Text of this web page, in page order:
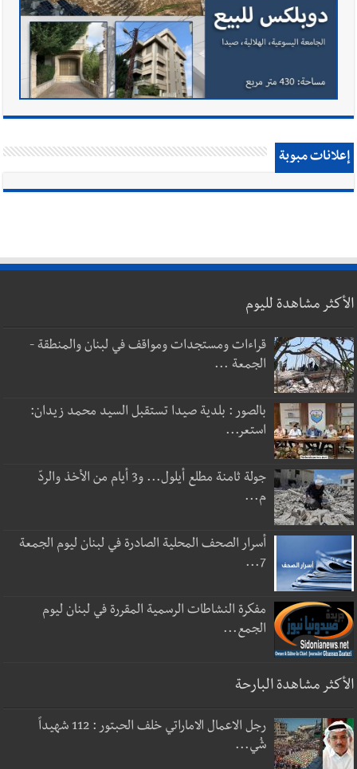
إعلانات مبوبة
الأكثر مشاهدة لليوم
قراءات ومستجدات ومواقف في لبنان والمنطقة -
الجمعة ...
بالصور : بلدية صيدا تستقبل السيد محمد زيدان:
استعر...
جولة ثامنة مطلع أيلول... و3 أيام من الأخذ والردّ
م...
أسرار الصحف المحلية الصادرة في لبنان ليوم الجمعة
7...
مفكرة النشاطات الرسمية المقررة في لبنان ليوم
الجمع...
الأكثر مشاهدة البارحة
رجل الاعمال الاماراتي خلف الحبتور : 112 شهيداً
شُي...